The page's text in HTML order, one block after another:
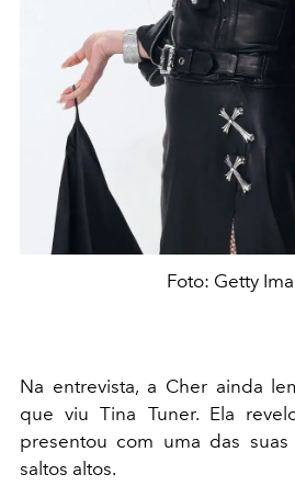
Foto: Getty
Na entrevista, a Cher ainda
que viu Tina Tuner. Ela
presentou com uma das
saltos altos.